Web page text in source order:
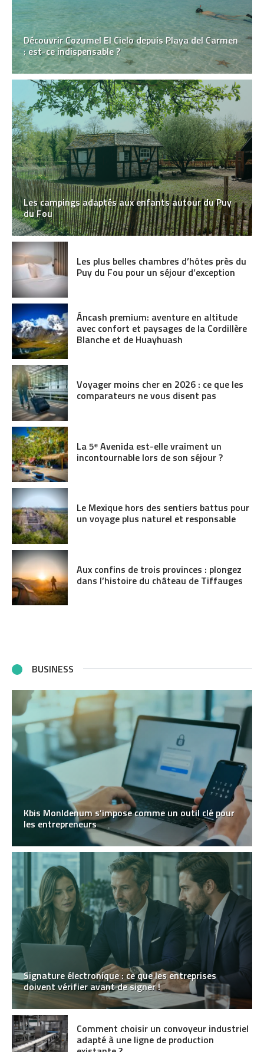
Découvrir Cozumel El Cielo depuis Playa del Carmen
: est-ce indispensable ?
Les campings adaptés aux enfants autour du Puy
du Fou
Les plus belles chambres d’hôtes près du
Puy du Fou pour un séjour d’exception
Áncash premium: aventure en altitude
avec confort et paysages de la Cordillère
Blanche et de Huayhuash
Voyager moins cher en 2026 : ce que les
comparateurs ne vous disent pas
La 5ᵉ Avenida est-elle vraiment un
incontournable lors de son séjour ?
Le Mexique hors des sentiers battus pour
un voyage plus naturel et responsable
Aux confins de trois provinces : plongez
dans l’histoire du château de Tiffauges
BUSINESS
Kbis MonIdenum s’impose comme un outil clé pour
les entrepreneurs
Signature électronique : ce que les entreprises
doivent vérifier avant de signer !
Comment choisir un convoyeur industriel
adapté à une ligne de production